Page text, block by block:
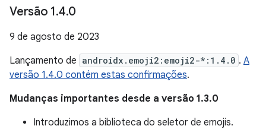
Versão 1.4.0
9 de agosto de 2023
Lançamento de androidx.emoji2:emoji2-*:1.4.0 . A
versão 1.4.0 contém estas confirmações.
Mudanças importantes desde a versão 1.3.0
Introduzimos a biblioteca do seletor de emojis.